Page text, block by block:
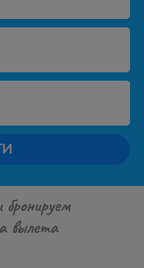
вылета